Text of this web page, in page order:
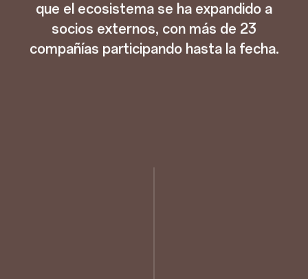
que el ecosistema se ha expandido a
socios externos, con más de 23
compañías participando hasta la fecha.